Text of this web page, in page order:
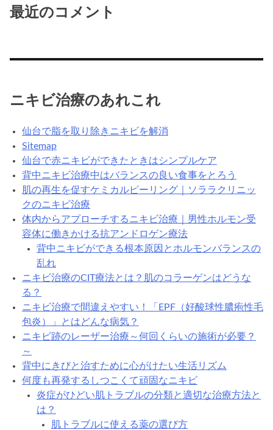
最近のコメント
ニキビ治療のあれこれ
仙台で脂を取り除きニキビを解消
Sitemap
仙台で赤ニキビができたときはシンプルケア
背中ニキビ治療中はバランスの良い食事をとろう
肌の再生を促すケミカルピーリング｜ソララクリニッ
クのニキビ治療
体内からアプローチするニキビ治療｜男性ホルモン受
容体に働きかける抗アンドロゲン療法
背中ニキビができる根本原因とホルモンバランスの
乱れ
ニキビ治療のCIT療法とは？肌のコラーゲンはどうな
る？
ニキビ治療で間違えやすい！「EPF（好酸球性膿疱性毛
包炎）」とはどんな病気？
ニキビ跡のレーザー治療～何回くらいの施術が必要？
～
背中にきびと治すために心がけたい生活リズム
何度も再発するしつこくて頑固なニキビ
炎症がひどい肌トラブルの分類と適切な治療方法と
は？
肌トラブルに使える薬の選び方